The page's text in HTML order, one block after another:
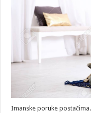
Imanske poruke